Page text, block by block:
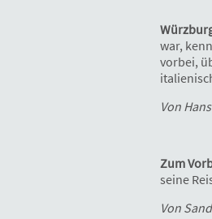
war,
vorbei,
Von
Zum
seine
Von